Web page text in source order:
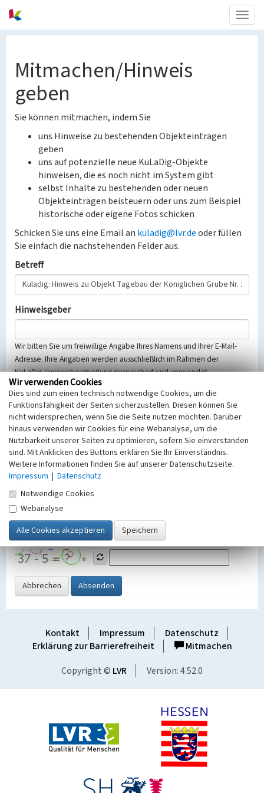
Mitmachen/Hinweis
geben
Sie können mitmachen, indem Sie
uns Hinweise zu bestehenden Objekteinträgen
geben
uns auf potenzielle neue KuLaDig-Objekte
hinweisen, die es noch nicht im System gibt
selbst Inhalte zu bestehenden oder neuen
Objekteinträgen beisteuern oder uns zum Beispiel
historische oder eigene Fotos schicken
Schicken Sie uns eine Email an kuladig@lvr.deoder füllen
Sie einfach die nachstehenden Felder aus.
Betreff
Hinweisgeber
Wir bitten Sie um freiwillige Angabe Ihres Namens und Ihrer E-Mail-
Adresse. Ihre Angaben werden ausschließlich im Rahmen der
KuLaDig-Hinweisbearbeitung gespeichert und verwendet.
Selbstverständlich werden diese entsprechend der Vorschriften des
Telemediengesetzes, des Datenschutzgesetzes NRW und der seit
dem 25.05.2018 gültigen Europäischen Datenschutzgrundverordnung
(EU-DSGVO) vertraulich behandelt, beachten Sie bitte unsere
Hinweise zumDatenschutz
Nachricht
SicherheitsabfrageTragen Sie unten das Rechenergebnis aus der
Grafik ein
Abbrechen Absenden
Kontakt Impressum
Datenschutz
Erklärung zur Barrierefreiheit
Mitmachen
Copyright © LVR Version: 4.52.0
Wir verwenden Cookies
Dies sind zum einen technisch notwendige Cookies, um die
Funktionsfähigkeit der Seiten sicherzustellen. Diesen können Sie
nicht widersprechen, wenn Sie die Seite nutzen möchten. Darüber
hinaus verwenden wir Cookies für eine Webanalyse, um die
Nutzbarkeit unserer Seiten zu optimieren, sofern Sie einverstanden
sind. Mit Anklicken des Buttons erklären Sie Ihr Einverständnis.
Weitere Informationen finden Sie auf unserer Datenschutzseite.
Impressum | Datenschutz
Notwendige Cookies
Webanalyse